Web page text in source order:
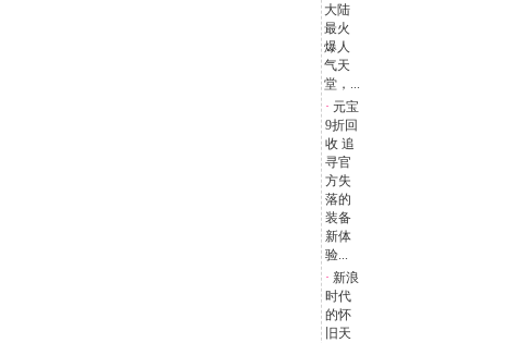
大陆
最火
爆人
气天
堂，...
· 元宝
9折回
收 追
寻官
方失
落的
装备
新体
验...
· 新浪
时代
的怀
旧天